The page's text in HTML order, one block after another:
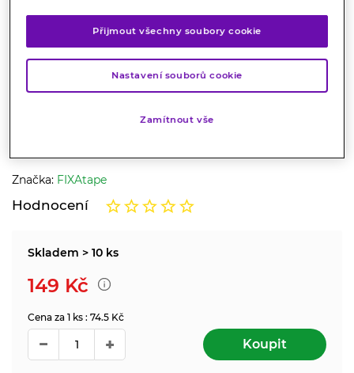
FIXAtape Classic tejpovací
páska 2.5cmx10m 2ks
Značka: FIXAtape
Hodnocení
Skladem > 10 ks
149 Kč
Cena za 1 ks : 74.5 Kč
Koupit
Přijmout všechny soubory cookie
Nastavení souborů cookie
Zamítnout vše